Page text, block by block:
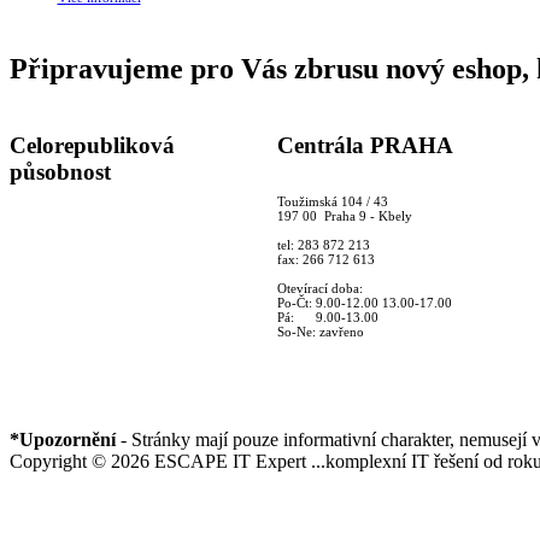
Připravujeme pro Vás zbrusu nový
Celorepubliková
působnost
Centrála PRAHA
Toužimská 104 / 43
197 00 Praha 9 - Kbely
tel: 283 872 213
fax: 266 712 613
Otevírací doba:
Po-Čt: 9.00-12.00 13.00-17.00
Pá: 9.00-13.00
So-Ne: zavřeno
*Upozornění- Stránky mají pouze informativní charakter, nemusejí
Copyright © 2026 ESCAPE IT Expert ...komplexní IT řešení od